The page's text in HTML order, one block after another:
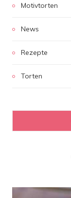
Motivtorten
News
Rezepte
Torten